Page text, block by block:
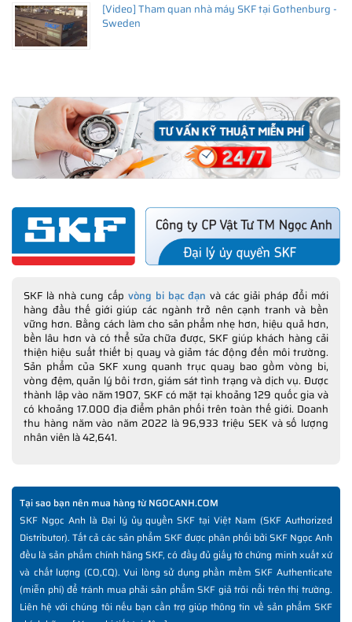
[Video] Tham quan nhà máy SKF tại Gothenburg -
Sweden
SKF là nhà cung cấp vòng bi bạc đạn và các giải pháp đổi mới
hàng đầu thế giới giúp các ngành trở nên cạnh tranh và bền
vững hơn. Bằng cách làm cho sản phẩm nhẹ hơn, hiệu quả hơn,
bền lâu hơn và có thể sửa chữa được, SKF giúp khách hàng cải
thiện hiệu suất thiết bị quay và giảm tác động đến môi trường.
Sản phẩm của SKF xung quanh trục quay bao gồm vòng bi,
vòng đệm, quản lý bôi trơn, giám sát tình trạng và dịch vụ. Được
thành lập vào năm 1907, SKF có mặt tại khoảng 129 quốc gia và
có khoảng 17.000 địa điểm phân phối trên toàn thế giới. Doanh
thu hàng năm vào năm 2022 là 96,933 triệu SEK và số lượng
nhân viên là 42,641.
Tại sao bạn nên mua hàng từ NGOCANH.COM
SKF Ngọc Anh là Đại lý ủy quyền SKF tại Việt Nam (SKF Authorized
Distributor). Tất cả các sản phẩm SKF được phân phối bởi SKF Ngọc Anh
đều là sản phẩm chính hãng SKF, có đầy đủ giấy tờ chứng minh xuất xứ
và chất lượng (CO,CQ). Vui lòng sử dụng phần mềm SKF Authenticate
(miễn phí) để tránh mua phải sản phẩm SKF giả trôi nổi trên thị trường.
Liên hệ với chúng tôi nếu bạn cần trợ giúp thông tin về sản phẩm SKF